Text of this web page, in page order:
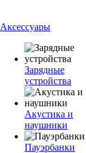
Аксессуары
Зарядные
устройства
Акустика и
наушники
Пауэрбанки